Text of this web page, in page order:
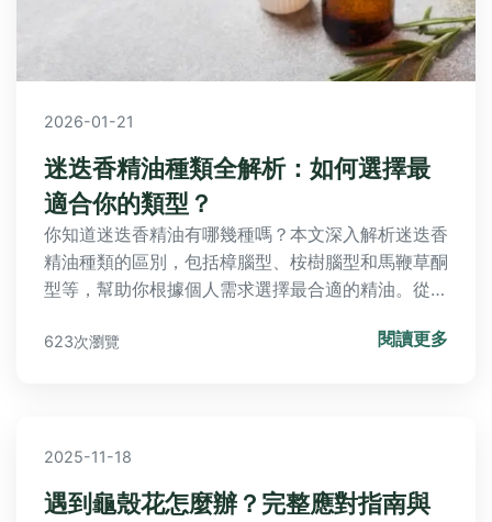
2026-01-21
迷迭香精油種類全解析：如何選擇最
適合你的類型？
你知道迷迭香精油有哪幾種嗎？本文深入解析迷迭香
精油種類的區別，包括樟腦型、桉樹腦型和馬鞭草酮
型等，幫助你根據個人需求選擇最合適的精油。從功
你的精油使用體驗。
623次瀏覽 閱讀更多
2025-11-18
遇到龜殼花怎麼辦？完整應對指南與